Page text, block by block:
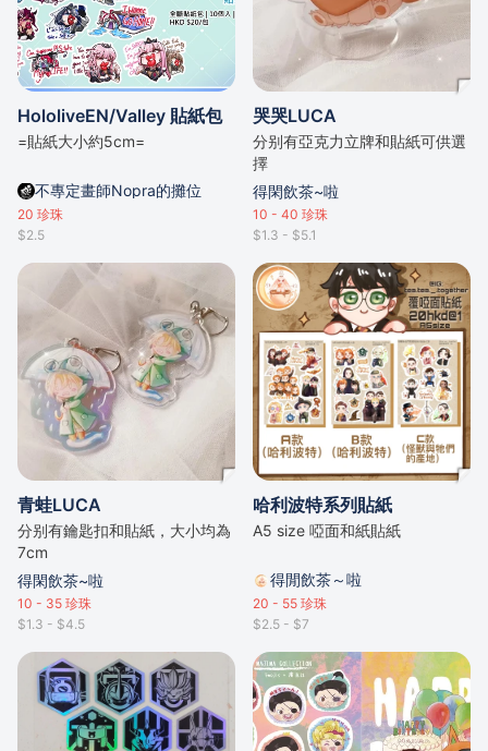
HololiveEN/Valley 貼紙包
=貼紙大小約5cm=
不專定畫師Nopra的攤位
20 珍珠
$2.5
哭哭LUCA
分别有亞克力立牌和貼紙可供選
擇
得閑飲茶~啦
10 - 40 珍珠
$1.3 - $5.1
青蛙LUCA
分别有鑰匙扣和貼紙，大小均為
7cm
得閑飲茶~啦
10 - 35 珍珠
$1.3 - $4.5
哈利波特系列貼紙
A5 size 啞面和紙貼紙
得閒飲茶～啦
20 - 55 珍珠
$2.5 - $7